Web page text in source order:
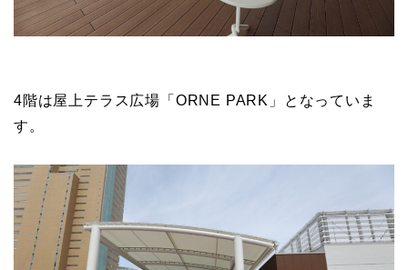
4階は屋上テラス広場「ORNE PARK」となっていま
す。